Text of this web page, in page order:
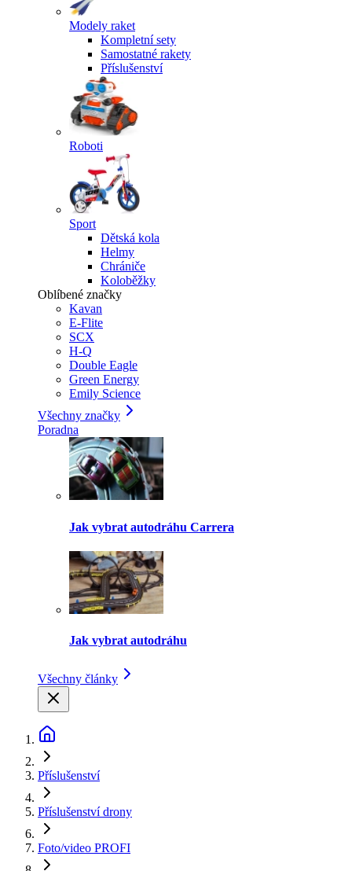
Modely raket
Kompletní sety
Samostatné rakety
Příslušenství
Roboti
Sport
Dětská kola
Helmy
Chrániče
Koloběžky
Oblíbené značky
Kavan
E-Flite
SCX
H-Q
Double Eagle
Green Energy
Emily Science
Všechny značky
Poradna
Jak vybrat autodráhu Carrera
Jak vybrat autodráhu
Všechny články
Příslušenství
Příslušenství drony
Foto/video PROFI